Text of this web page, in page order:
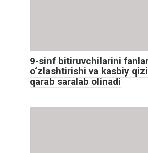
9-sinf bitiruvchilarini
o‘zlashtirishi va kasbiy
qarab saralab olinadi